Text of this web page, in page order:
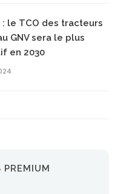
: le TCO des tracteurs
GNV sera le plus
en 2030
PREMIUM